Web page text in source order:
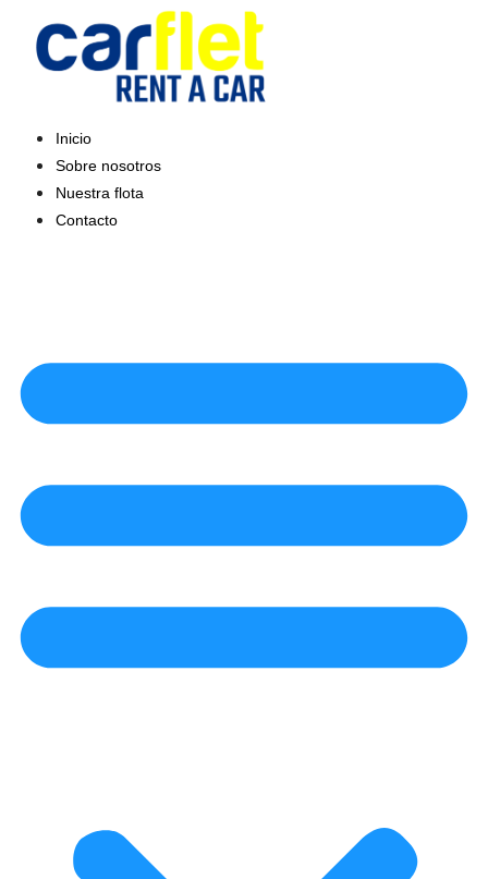
contenido
Inicio
Sobre nosotros
Nuestra flota
Contacto